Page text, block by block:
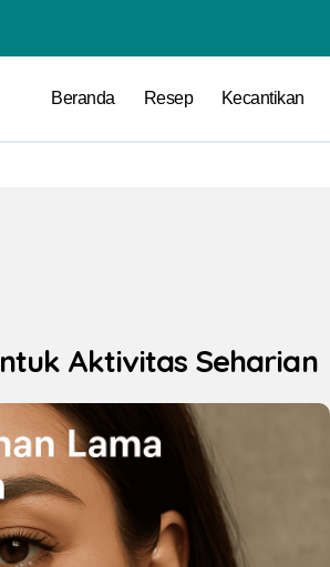
Beranda Resep Kecantikan
Aktivitas Seharian